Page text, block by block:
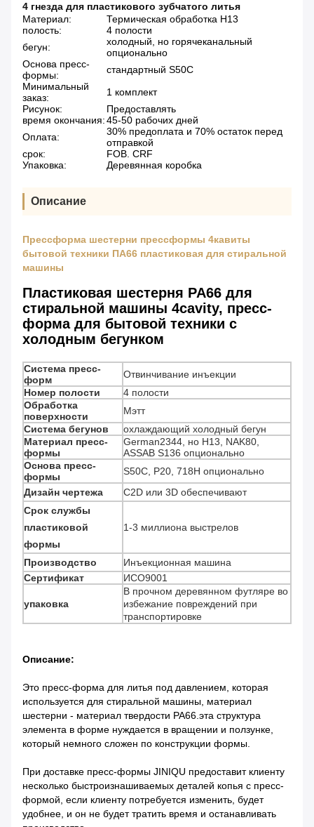
4 гнезда для пластикового зубчатого литья
Материал:
Термическая обработка H13
полость:
4 полости
бегун:
холодный, но горячеканальный
опционально
Основа пресс-
формы:
стандартный S50C
Минимальный
заказ:
1 комплект
Рисунок:
Предоставлять
время окончания:45-50 рабочих дней
Оплата:
30% предоплата и 70% остаток перед
отправкой
срок:
FOB. CRF
Упаковка:
Деревянная коробка
Описание
Прессформа шестерни прессформы 4кавиты
бытовой техники ПА66 пластиковая для стиральной
машины
Пластиковая шестерня PA66 для
стиральной машины 4cavity, пресс-
форма для бытовой техники с
холодным бегунком
Система пресс-
форм
Отвинчивание инъекции
Номер полости
4 полости
Обработка
поверхности
Мэтт
Система бегунов
охлаждающий холодный бегун
Материал пресс-
формы
German2344, но H13, NAK80,
ASSAB S136 опционально
Основа пресс-
формы
S50C, P20, 718H опционально
Дизайн чертежа
C2D или 3D обеспечивают
Срок службы
пластиковой
формы
1-3 миллиона выстрелов
Производство
Инъекционная машина
Сертификат
ИСО9001
упаковка
В прочном деревянном футляре во
избежание повреждений при
транспортировке
Описание:
Это пресс-форма для литья под давлением, которая
используется для стиральной машины, материал
шестерни - материал твердости PA66.эта структура
элемента в форме нуждается в вращении и ползунке,
который немного сложен по конструкции формы.
При доставке пресс-формы JINIQU предоставит клиенту
несколько быстроизнашиваемых деталей копья с пресс-
формой, если клиенту потребуется изменить, будет
удобнее, и он не будет тратить время и останавливать